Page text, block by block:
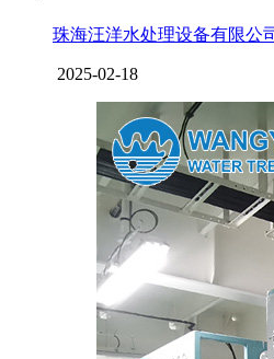
珠海汪洋水处理设备有限公
2025-02-18